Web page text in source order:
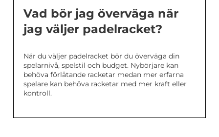
Vad bör jag överväga när
jag väljer padelracket?
När du väljer padelracket bör du överväga din
spelarnivå, spelstil och budget. Nybörjare kan
behöva förlåtande racketar medan mer erfarna
spelare kan behöva racketar med mer kraft eller
kontroll.